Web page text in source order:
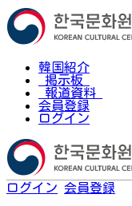
韓国紹介
掲示板
報道資料
会員登録
ログイン
ログイン 会員登録